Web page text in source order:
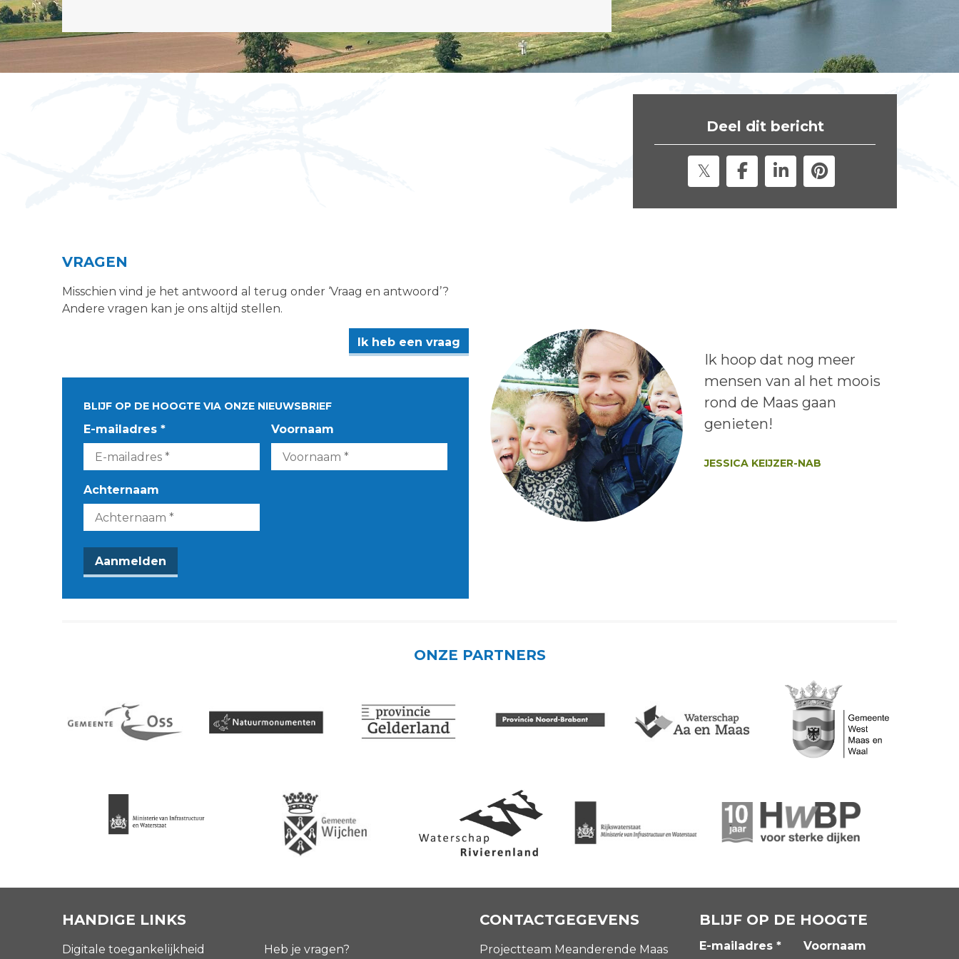
Deel dit bericht
VRAGEN
Misschien vind je het antwoord al terug onder ‘Vraag en antwoord’?
Andere vragen kan je ons altijd stellen.
Ik heb een vraag
BLIJF OP DE HOOGTE VIA ONZE NIEUWSBRIEF
E-mailadres * Voornaam
Achternaam
Lees het bericht:
Ik hoop dat nog meer
mensen van al het moois
rond de Maas gaan
genieten!
JESSICA KEIJZER-NAB
ONZE PARTNERS
HANDIGE LINKS
Digitale toegankelijkheid Heb je vragen?
CONTACTGEGEVENS
Projectteam Meanderende Maas
BLIJF OP DE HOOGTE
E-mailadres * Voornaam